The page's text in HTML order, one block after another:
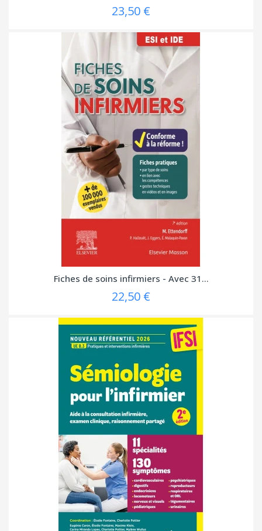
23,50 €
Fiches de soins infirmiers - Avec 31...
22,50 €